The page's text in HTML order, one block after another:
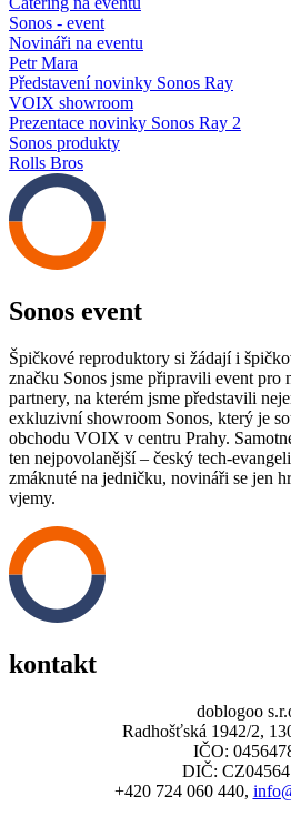
Sonos - event
Novináři na eventu
Petr Mara
Představení novinky Sonos Ray
VOIX showroom
Prezentace novinky Sonos Ray 2
Sonos produkty
Rolls Bros
Sonos event
Špičkové reproduktory si žádají i
značku Sonos jsme připravili event pro
partnery, na kterém jsme představili
exkluzivní showroom Sonos, který je
obchodu VOIX v centru Prahy.
ten nejpovolanější – český tech-
zmáknuté na jedničku, novináři se jen
vjemy.
kontakt
doblogoo
Radhošťská 1942/2,
IČO:
DIČ:
+420 724 060 440,